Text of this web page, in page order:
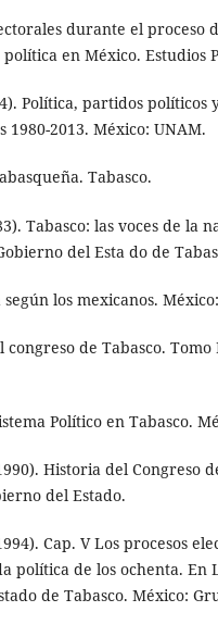
durante el proceso
en México. Estudios
Política, partidos políticos
2013. México: UNAM.
Tabasco.
Tabasco: las voces de la
del Esta do de
los mexicanos.
de Tabasco.
Político en Tabasco.
Historia del Congreso
del Estado.
Cap. V Los procesos
política de los ochenta. En
de Tabasco. México: